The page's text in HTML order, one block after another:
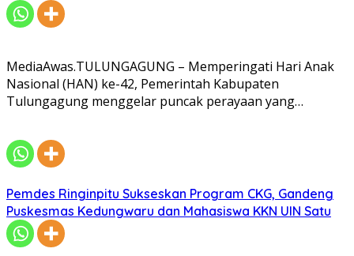
MediaAwas.TULUNGAGUNG – Memperingati Hari Anak
Nasional (HAN) ke-42, Pemerintah Kabupaten
Tulungagung menggelar puncak perayaan yang…
Pemdes Ringinpitu Sukseskan Program CKG, Gandeng
Puskesmas Kedungwaru dan Mahasiswa KKN UIN Satu